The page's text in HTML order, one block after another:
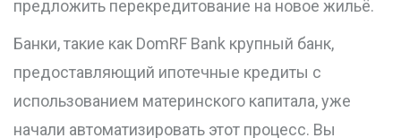
предложить перекредитование на новое жильё.
Банки, такие как DomRF Bank крупный банк,
предоставляющий ипотечные кредиты с
использованием материнского капитала, уже
начали автоматизировать этот процесс. Вы